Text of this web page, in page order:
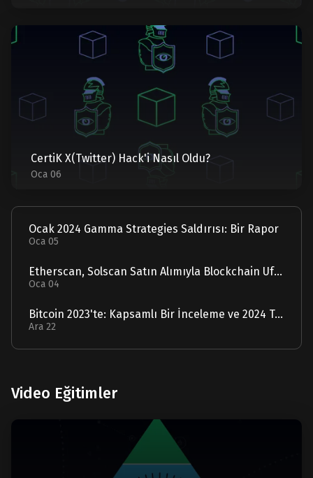
CertiK X(Twitter) Hack'i Nasıl Oldu?
Oca 06
Ocak 2024 Gamma Strategies Saldırısı: Bir Rapor
Oca 05
Etherscan, Solscan Satın Alımıyla Blockchain Ufuklarını Genişletiyor
Oca 04
Bitcoin 2023'te: Kapsamlı Bir İnceleme ve 2024 Tahmini
Ara 22
Video Eğitimler